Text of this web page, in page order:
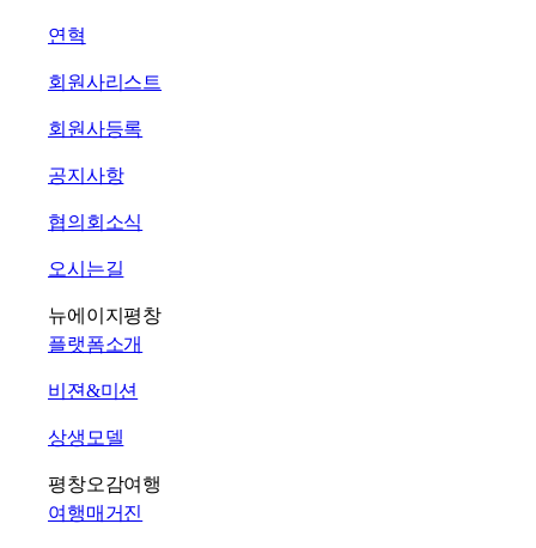
연혁
회원사리스트
회원사등록
공지사항
협의회소식
오시는길
뉴에이지평창
플랫폼소개
비젼&미션
상생모델
평창오감여행
여행매거진